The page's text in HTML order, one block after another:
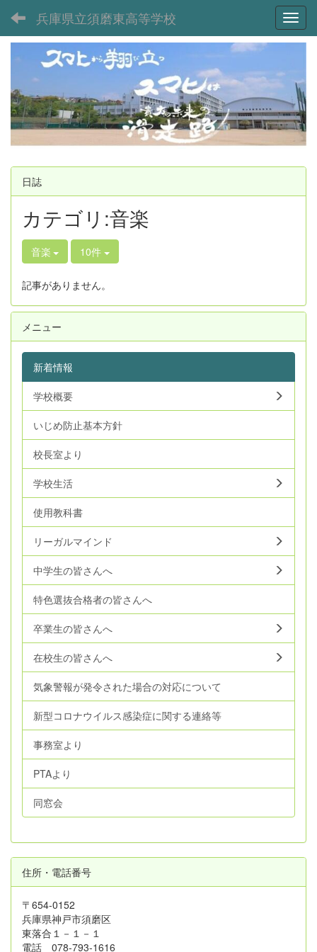
兵庫県立須磨東高等学校
日誌
カテゴリ:音楽
音楽 10件
記事がありません。
メニュー
新着情報
学校概要
いじめ防止基本方針
校長室より
学校生活
使用教科書
リーガルマインド
中学生の皆さんへ
特色選抜合格者の皆さんへ
卒業生の皆さんへ
在校生の皆さんへ
気象警報が発令された場合の対応について
新型コロナウイルス感染症に関する連絡等
事務室より
PTAより
同窓会
住所・電話番号
〒654-0152
兵庫県神戸市須磨区
東落合１－１－１
電話 078-793-1616